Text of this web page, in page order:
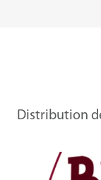
Distribution